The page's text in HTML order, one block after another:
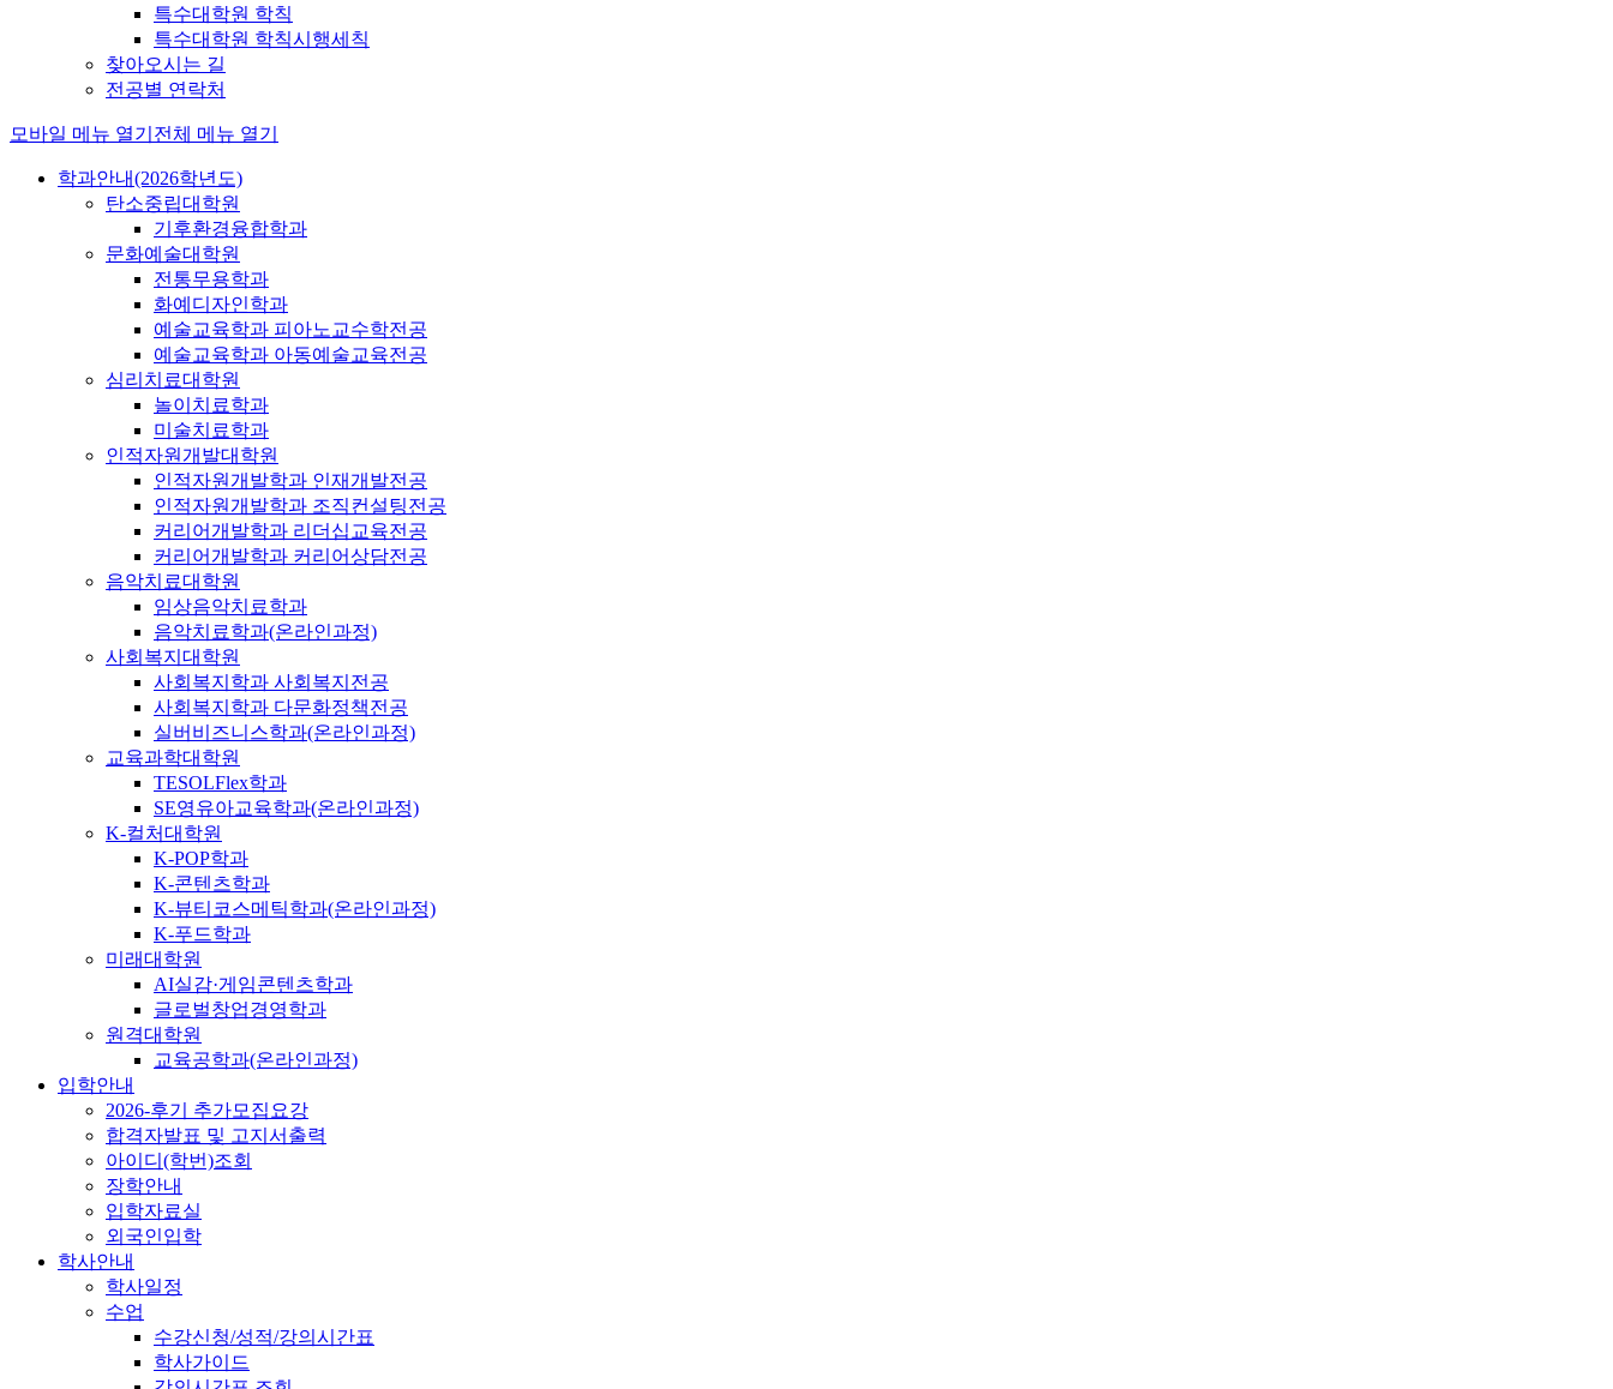
특수대학원 학칙
특수대학원 학칙시행세칙
찾아오시는 길
전공별 연락처
모바일 메뉴 열기 전체 메뉴 열기
학과안내(2026학년도)
탄소중립대학원
기후환경융합학과
문화예술대학원
전통무용학과
화예디자인학과
예술교육학과 피아노교수학전공
예술교육학과 아동예술교육전공
심리치료대학원
놀이치료학과
미술치료학과
인적자원개발대학원
인적자원개발학과 인재개발전공
인적자원개발학과 조직컨설팅전공
커리어개발학과 리더십교육전공
커리어개발학과 커리어상담전공
음악치료대학원
임상음악치료학과
음악치료학과(온라인과정)
사회복지대학원
사회복지학과 사회복지전공
사회복지학과 다문화정책전공
실버비즈니스학과(온라인과정)
교육과학대학원
TESOLFlex학과
SE영유아교육학과(온라인과정)
K-컬처대학원
K-POP학과
K-콘텐츠학과
K-뷰티코스메틱학과(온라인과정)
K-푸드학과
미래대학원
AI실감·게임콘텐츠학과
글로벌창업경영학과
원격대학원
교육공학과(온라인과정)
입학안내
2026-후기 추가모집요강
합격자발표 및 고지서출력
아이디(학번)조회
장학안내
입학자료실
외국인입학
학사안내
학사일정
수업
수강신청/성적/강의시간표
학사가이드